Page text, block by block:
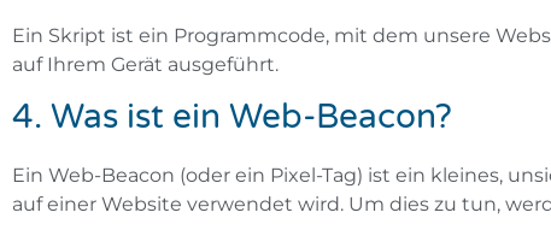
Ein Skript ist ein Programmcode, mit dem unsere
auf Ihrem Gerät ausgeführt.
4. Was ist ein Web-Beacon?
Ein Web-Beacon (oder ein Pixel-Tag) ist ein kleines,
auf einer Website verwendet wird. Um dies zu tun,